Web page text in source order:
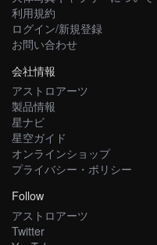
利用規約
ログイン/新規登録
お問い合わせ
会社情報
アストロアーツ
製品情報
星ナビ
星空ガイド
オンラインショップ
プライバシー・ポリシー
Follow
アストロアーツ
Twitter